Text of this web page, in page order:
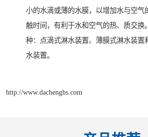
小的水滴或薄的水膜，以增加水与空气
触时间，有利于水和空气的热、质交换
种：点滴式淋水装置、薄膜式淋水装置
水装置。
http://www.dachenghs.com